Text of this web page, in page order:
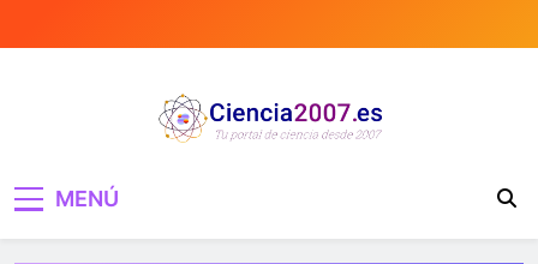
al
de Ciencia, noticias,
curiosidades, medicina, investigación y mucho
MENÚ